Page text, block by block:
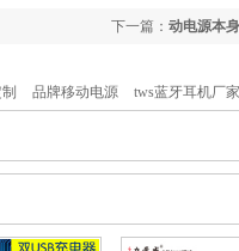
下一篇： 动电源本
品牌移动电源 tws蓝牙耳机厂家
排名，共享充电宝定制，力量威
移动电源OEM代加工 手机充电
充电器厂家 充电器生产厂商 深圳移